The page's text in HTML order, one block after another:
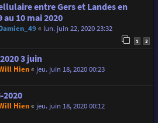
entre Gers et Landes en
10 mai 2020
« lun. juin 22, 2020 23:32
1 2
3 juin
Hien« jeu. juin 18, 2020 00:23
2020
Hien« jeu. juin 18, 2020 00:12